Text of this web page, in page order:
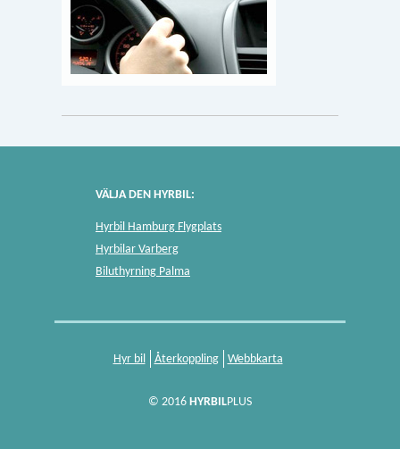
VÄLJA DEN HYRBIL:
Hyrbil Hamburg Flygplats
Hyrbilar Varberg
Biluthyrning Palma
Hyr bil Återkoppling Webbkarta
© 2016 HYRBILPLUS